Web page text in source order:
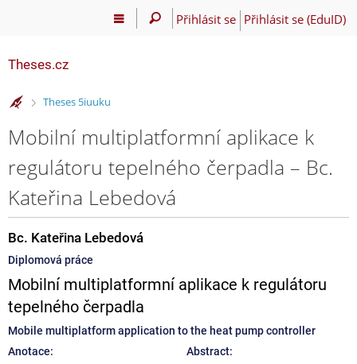
Přihlásit se Přihlásit se (EduID)
Theses.cz
>
Theses 5iuuku
Mobilní multiplatformní aplikace k
regulátoru tepelného čerpadla – Bc.
Kateřina Lebedová
Bc. Kateřina Lebedová
Diplomová práce
Mobilní multiplatformní aplikace k regulátoru
tepelného čerpadla
Mobile multiplatform application to the heat pump controller
Anotace:
Abstract: